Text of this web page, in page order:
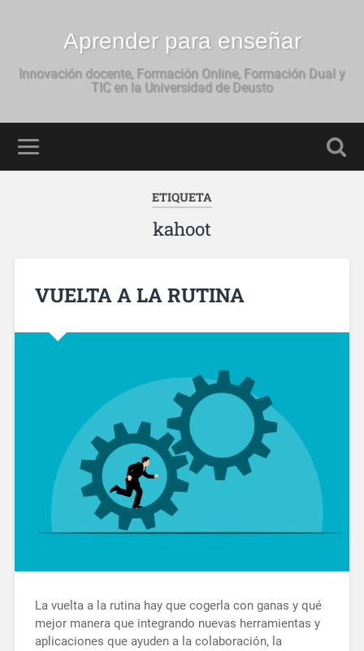
Aprender para enseñar
Innovación docente, Formación Online, Formación Dual y
TIC en la Universidad de Deusto
ETIQUETA
kahoot
VUELTA A LA RUTINA
La vuelta a la rutina hay que cogerla con ganas y qué
mejor manera que integrando nuevas herramientas y
aplicaciones que ayuden a la colaboración, la